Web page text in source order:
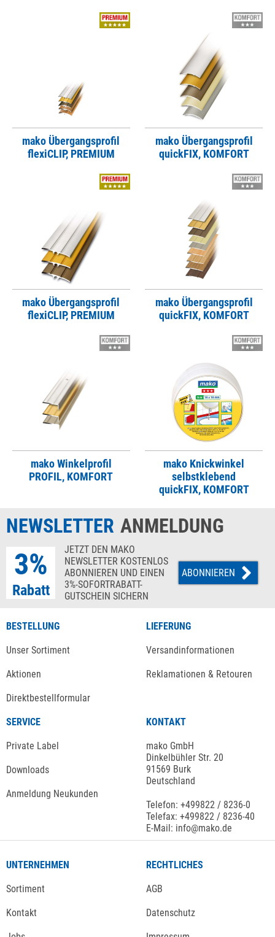
mako Übergangsprofil
flexiCLIP, PREMIUM
mako Übergangsprofil
quickFIX, KOMFORT
mako Übergangsprofil
flexiCLIP, PREMIUM
mako Übergangsprofil
quickFIX, KOMFORT
mako Winkelprofil
PROFIL, KOMFORT
mako Knickwinkel
selbstklebend
quickFIX, KOMFORT
NEWSLETTER ANMELDUNG
3%
Rabatt
JETZT DEN MAKO
NEWSLETTER KOSTENLOS
ABONNIEREN UND EINEN
3%-SOFORTRABATT-
GUTSCHEIN SICHERN
ABONNIEREN
BESTELLUNG
Unser Sortiment
Aktionen
Direktbestellformular
LIEFERUNG
Versandinformationen
Reklamationen & Retouren
SERVICE
Private Label
Downloads
Anmeldung Neukunden
KONTAKT
mako GmbH
Dinkelbühler Str. 20
91569 Burk
Deutschland
Telefon: +499822 / 8236-0
Telefax: +499822 / 8236-40
E-Mail: info@mako.de
UNTERNEHMEN
Sortiment
Kontakt
RECHTLICHES
AGB
Datenschutz